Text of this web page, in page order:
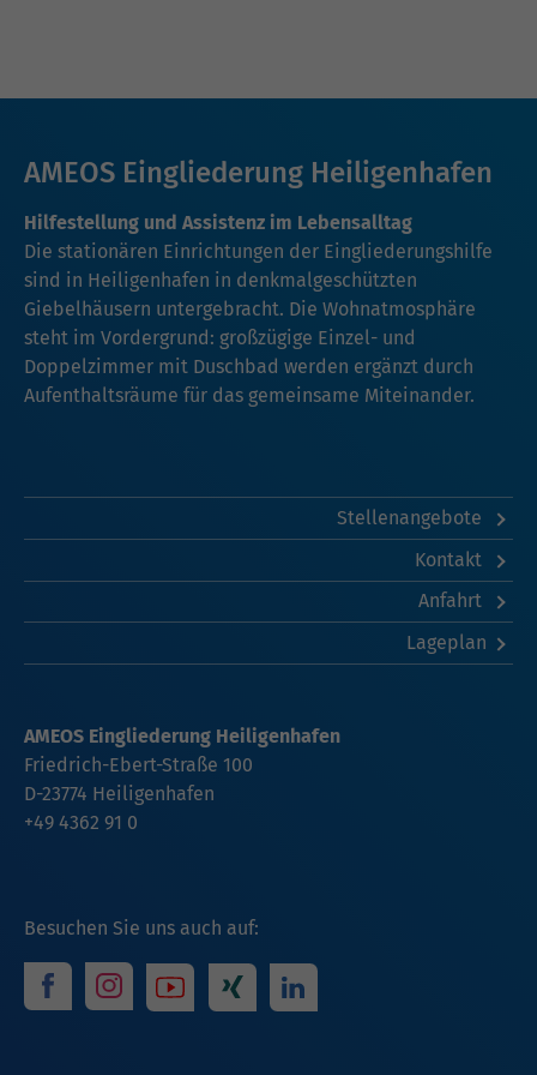
AMEOS Eingliederung Heiligenhafen
Hilfestellung und Assistenz im Lebensalltag
Die stationären Einrichtungen der Eingliederungshilfe
sind in Heiligenhafen in denkmalgeschützten
Giebelhäusern untergebracht. Die Wohnatmosphäre
steht im Vordergrund: großzügige Einzel- und
Doppelzimmer mit Duschbad werden ergänzt durch
Aufenthaltsräume für das gemeinsame Miteinander.
Stellenangebote
Kontakt
Anfahrt
Lageplan
Besuchen Sie uns auch auf:
AMEOS Eingliederung Heiligenhafen
Friedrich-Ebert-Straße 100
D-23774 Heiligenhafen
+49 4362 91 0